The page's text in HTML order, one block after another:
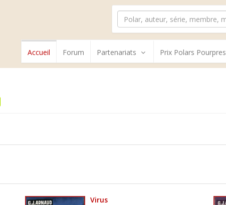
Accueil Forum Partenariats Prix Polars Pourpres
Virus